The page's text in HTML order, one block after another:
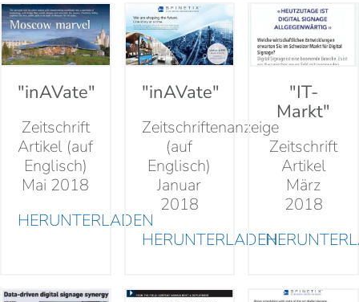
"inAVate"
Zeitschrift
Artikel (auf
Englisch)
Mai 2018
HERUNTERLADEN
"inAVate"
Zeitschriftenanzeige
(auf
Englisch)
Januar
2018
HERUNTERLADEN
"IT-
Markt"
Zeitschrift
Artikel
März
2018